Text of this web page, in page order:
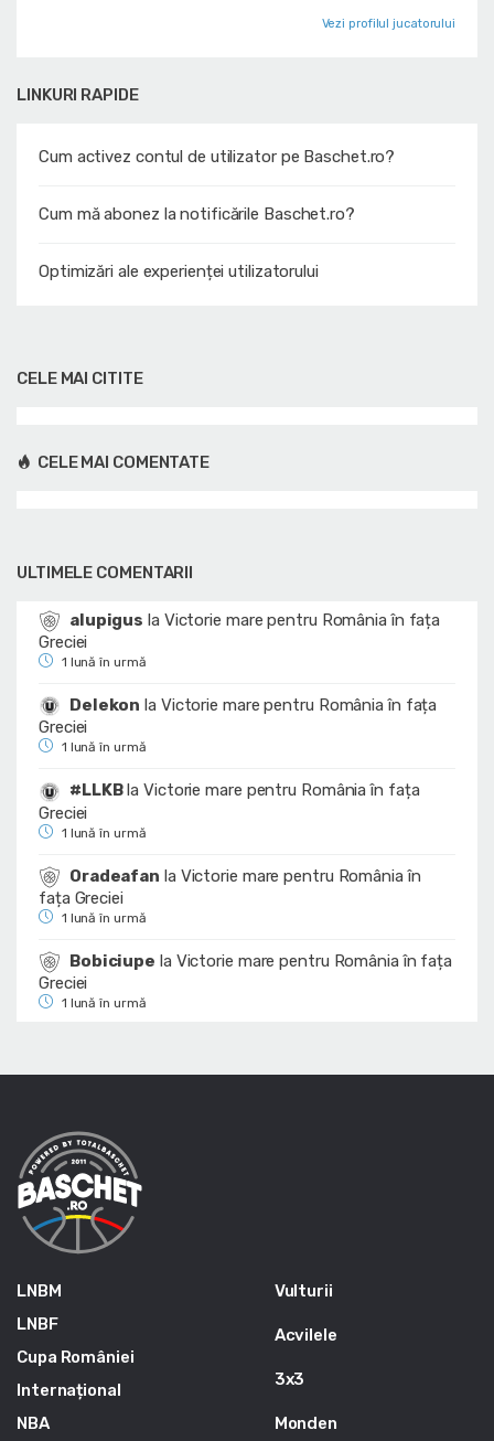
Vezi profilul jucatorului
LINKURI RAPIDE
Cum activez contul de utilizator pe Baschet.ro?
Cum mă abonez la notificările Baschet.ro?
Optimizări ale experienței utilizatorului
CELE MAI CITITE
CELE MAI COMENTATE
ULTIMELE COMENTARII
alupigus la Victorie mare pentru România în fața
Greciei
1 lună în urmă
Delekon la Victorie mare pentru România în fața
Greciei
1 lună în urmă
#LLKBlaVictorie mare pentru România în fața
Greciei
1 lună în urmă
Oradeafan la Victorie mare pentru România în
fața Greciei
1 lună în urmă
Bobiciupe la Victorie mare pentru România în fața
Greciei
1 lună în urmă
LNBM
LNBF
Cupa României
Internațional
NBA
Vulturii
Acvilele
3x3
Monden